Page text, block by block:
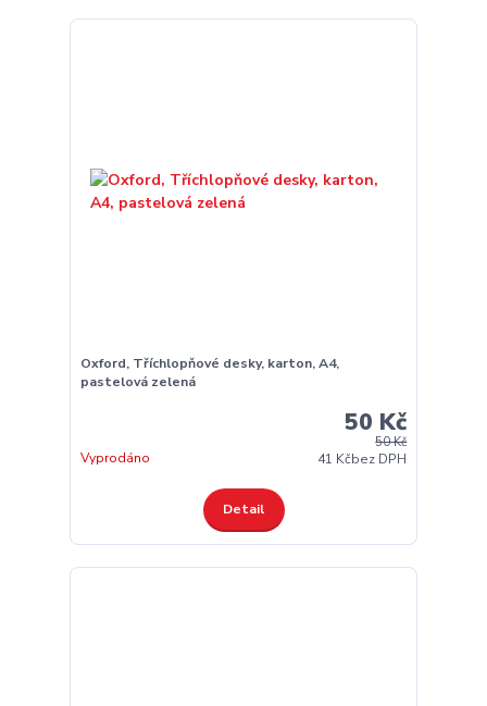
Oxford, Tříchlopňové desky, karton, A4,
pastelová zelená
50 Kč
50 Kč
41 Kčbez DPH
Vyprodáno
Detail